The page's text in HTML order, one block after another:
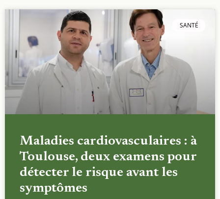
SANTÉ
Maladies cardiovasculaires : à
Toulouse, deux examens pour
détecter le risque avant les
symptômes